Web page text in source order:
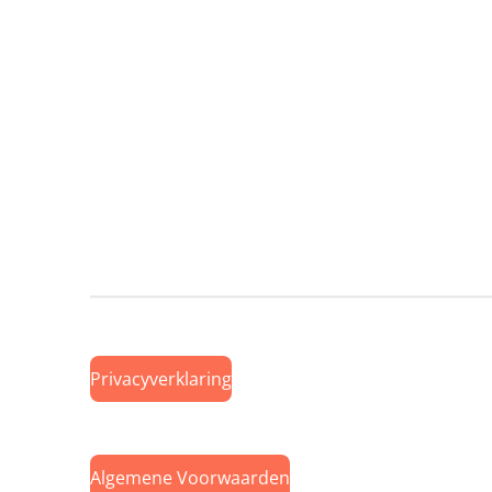
Privacyverklaring
Algemene Voorwaarden